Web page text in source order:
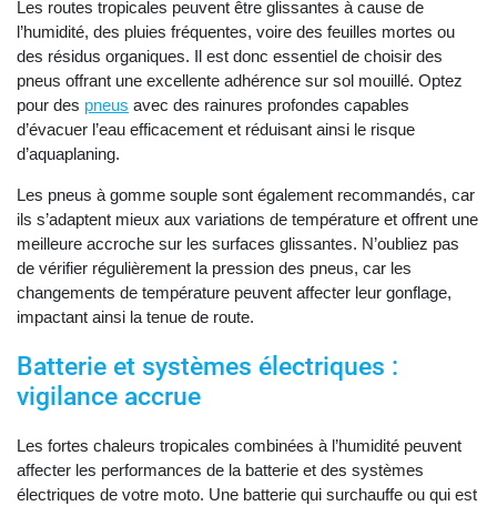
Les routes tropicales peuvent être glissantes à cause de
l’humidité, des pluies fréquentes, voire des feuilles mortes ou
des résidus organiques. Il est donc essentiel de choisir des
pneus offrant une excellente adhérence sur sol mouillé. Optez
pour des pneus avec des rainures profondes capables
d’évacuer l’eau efficacement et réduisant ainsi le risque
d’aquaplaning.
Les pneus à gomme souple sont également recommandés, car
ils s’adaptent mieux aux variations de température et offrent une
meilleure accroche sur les surfaces glissantes. N’oubliez pas
de vérifier régulièrement la pression des pneus, car les
changements de température peuvent affecter leur gonflage,
impactant ainsi la tenue de route.
Batterie et systèmes électriques :
vigilance accrue
Les fortes chaleurs tropicales combinées à l’humidité peuvent
affecter les performances de la batterie et des systèmes
électriques de votre moto. Une batterie qui surchauffe ou qui est